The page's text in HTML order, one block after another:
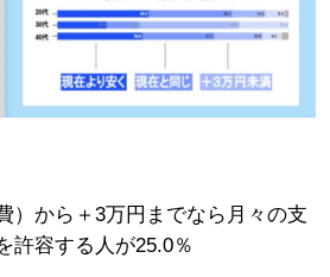
）から＋3万円までなら月々の支
許容する人が25.0％